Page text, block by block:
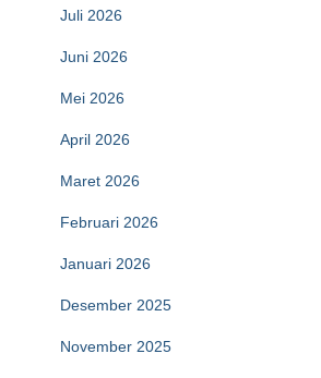
Juli 2026
Juni 2026
Mei 2026
April 2026
Maret 2026
Februari 2026
Januari 2026
Desember 2025
November 2025